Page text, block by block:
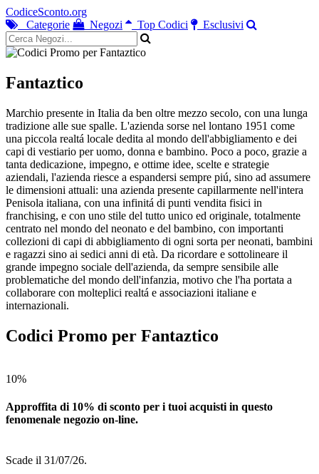
CodiceSconto.org
Categorie
Negozi Top Codici Esclusivi
Fantaztico
Marchio presente in Italia da ben oltre mezzo secolo, con una lunga
tradizione alle sue spalle. L'azienda sorse nel lontano 1951 come
una piccola realtá locale dedita al mondo dell'abbigliamento e dei
capi di vestiario per uomo, donna e bambino. Poco a poco, grazie a
tanta dedicazione, impegno, e ottime idee, scelte e strategie
aziendali, l'azienda riesce a espandersi sempre piú, sino ad assumere
le dimensioni attuali: una azienda presente capillarmente nell'intera
Penisola italiana, con una infinitá di punti vendita fisici in
franchising, e con uno stile del tutto unico ed originale, totalmente
centrato nel mondo del neonato e del bambino, con importanti
collezioni di capi di abbigliamento di ogni sorta per neonati, bambini
e ragazzi sino ai sedici anni di età. Da ricordare e sottolineare il
grande impegno sociale dell'azienda, da sempre sensibile alle
problematiche del mondo dell'infanzia, motivo che l'ha portata a
collaborare con molteplici realtá e associazioni italiane e
internazionali.
Codici Promo per Fantaztico
10%
Approffita di 10% di sconto per i tuoi acquisti in questo
fenomenale negozio on-line.
Scade il 31/07/26.